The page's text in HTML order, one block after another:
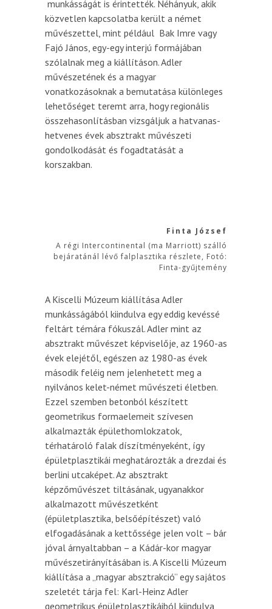
munkásságát is érintették. Néhányuk, akik
közvetlen kapcsolatba került a német
művészettel, mint például Bak Imre vagy
Fajó János, egy-egy interjú formájában
szólalnak meg a kiállításon. Adler
művészetének és a magyar
vonatkozásoknak a bemutatása különleges
lehetőséget teremt arra, hogy regionális
összehasonlításban vizsgáljuk a hatvanas-
hetvenes évek absztrakt művészeti
gondolkodását és fogadtatását a
korszakban.
Finta József
A régi Intercontinental (ma Marriott) szálló
bejáratánál lévő falplasztika részlete, Fotó:
Finta-gyűjtemény
A Kiscelli Múzeum kiállítása Adler
munkásságából kiindulva egy eddig kevéssé
feltárt témára fókuszál. Adler mint az
absztrakt művészet képviselője, az 1960-as
évek elejétől, egészen az 1980-as évek
második feléig nem jelenhetett meg a
nyilvános kelet-német művészeti életben.
Ezzel szemben betonból készített
geometrikus formaelemeit szívesen
alkalmazták épülethomlokzatok,
térhatároló falak díszítményeként, így
épületplasztikái meghatározták a drezdai és
berlini utcaképet. Az absztrakt
képzőművészet tiltásának, ugyanakkor
alkalmazott művészetként
(épületplasztika, belsőépítészet) való
elfogadásának a kettőssége jelen volt – bár
jóval árnyaltabban – a Kádár-kor magyar
művészetirányításában is. A Kiscelli Múzeum
kiállítása a „magyar absztrakció” egy sajátos
szeletét tárja fel: Karl-Heinz Adler
geometrikus épületplasztikáiból kiindulva